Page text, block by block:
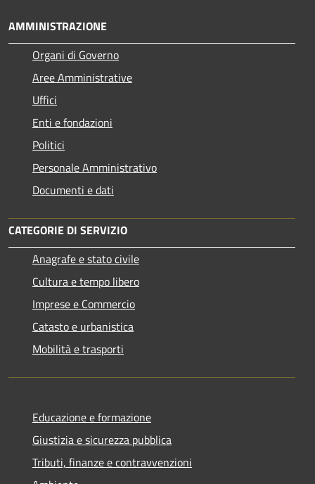
AMMINISTRAZIONE
Organi di Governo
Aree Amministrative
Uffici
Enti e fondazioni
Politici
Personale Amministrativo
Documenti e dati
CATEGORIE DI SERVIZIO
Anagrafe e stato civile
Cultura e tempo libero
Imprese e Commercio
Catasto e urbanistica
Mobilità e trasporti
Educazione e formazione
Giustizia e sicurezza pubblica
Tributi, finanze e contravvenzioni